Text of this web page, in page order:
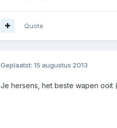
Quote
Geplaatst: 15 augustus 2013
Je hersens, het beste wapen ooit